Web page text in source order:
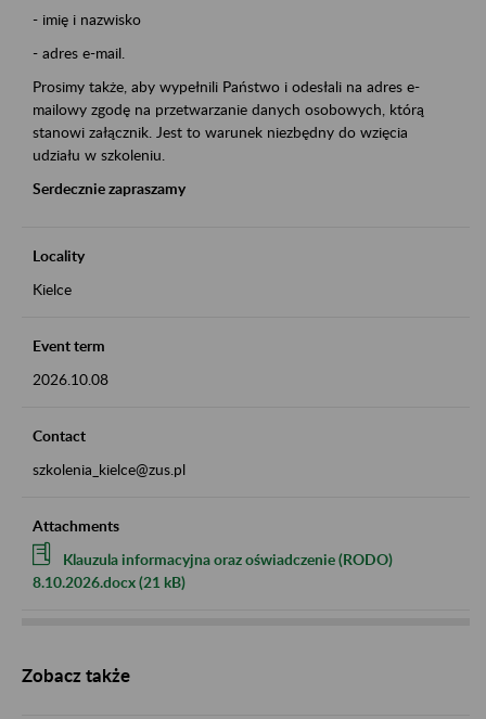
- imię i nazwisko
- adres e-mail.
Prosimy także, aby wypełnili Państwo i odesłali na adres e-
mailowy zgodę na przetwarzanie danych osobowych, którą
stanowi załącznik. Jest to warunek niezbędny do wzięcia
udziału w szkoleniu.
Serdecznie zapraszamy
Locality
Kielce
Event term
2026.10.08
Contact
szkolenia_kielce@zus.pl
Attachments
Klauzula informacyjna oraz oświadczenie (RODO)
8.10.2026.docx (21 kB)
Zobacz także